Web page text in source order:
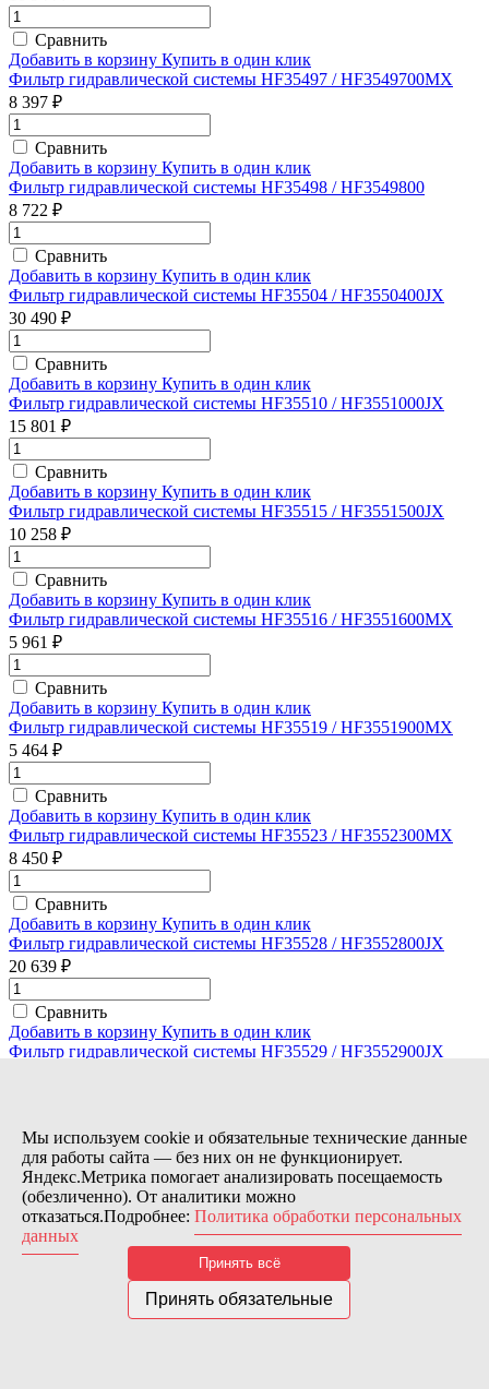
Сравнить
Добавить в корзину Купить в один клик
Фильтр гидравлической системы HF35497 / HF3549700MX
8 397 ₽
Сравнить
Добавить в корзину Купить в один клик
Фильтр гидравлической системы HF35498 / HF3549800
8 722 ₽
Сравнить
Добавить в корзину Купить в один клик
Фильтр гидравлической системы HF35504 / HF3550400JX
30 490 ₽
Сравнить
Добавить в корзину Купить в один клик
Фильтр гидравлической системы HF35510 / HF3551000JX
15 801 ₽
Сравнить
Добавить в корзину Купить в один клик
Фильтр гидравлической системы HF35515 / HF3551500JX
10 258 ₽
Сравнить
Добавить в корзину Купить в один клик
Фильтр гидравлической системы HF35516 / HF3551600MX
5 961 ₽
Сравнить
Добавить в корзину Купить в один клик
Фильтр гидравлической системы HF35519 / HF3551900MX
5 464 ₽
Сравнить
Добавить в корзину Купить в один клик
Фильтр гидравлической системы HF35523 / HF3552300MX
8 450 ₽
Сравнить
Добавить в корзину Купить в один клик
Фильтр гидравлической системы HF35528 / HF3552800JX
20 639 ₽
Сравнить
Добавить в корзину Купить в один клик
Фильтр гидравлической системы HF35529 / HF3552900JX
Добавить в корзинуКупить в один клик
Фильтр гидравлической системы HF35552 / HF3555200JX
20 980 ₽
Сравнить
Добавить в корзинуКупить в один клик
Фильтр гидравлической системы HF6011 / HF0601100
Мы используем cookie и обязательные технические данные
для работы сайта — без них он не функционирует.
Яндекс.Метрика помогает анализировать посещаемость
(обезличенно). От аналитики можно
отказаться.Подробнее: Политика обработки персональных
данных
Принять всё
Принять обязательные